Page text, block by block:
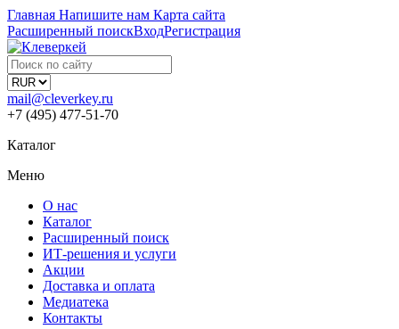
Главная Напишите нам Карта сайта
Расширенный поискВходРегистрация
mail@cleverkey.ru
+7 (495) 477-51-70
Каталог
Меню
О нас
Каталог
Расширенный поиск
ИТ-решения и услуги
Акции
Доставка и оплата
Медиатека
Контакты